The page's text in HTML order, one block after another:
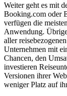
Weiter geht es mit
Booking.com oder
verfügen die
Anwendung.
aller
Unternehmen mit
Chancen, den
investieren
Versionen ihrer
weniger Platz auf